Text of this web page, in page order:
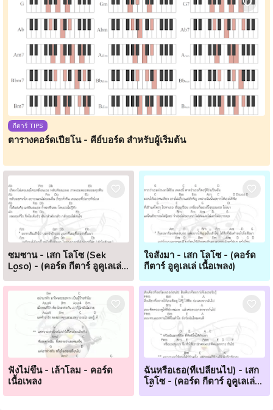
กีตาร์ TIPS
ตารางคอร์ดเปียโน - คีย์บอร์ด สำหรับผู้เริ่มต้น
ซมซาน - เสก โลโซ (Sek
Loso) - (คอร์ด กีตาร์ อูคูเลเล่
ใจสั่งมา - เสก โลโซ - (คอร์ด
กีตาร์ อูคูเลเล่ เนื้อเพลง)
ฟังไม่ขึ้น - เล้าโลม - คอร์ด
เนื้อเพลง
ฉันหรือเธอ(ที่เปลี่ยนไป) - เสก
โลโซ - (คอร์ด กีตาร์ อูคูเลเล่